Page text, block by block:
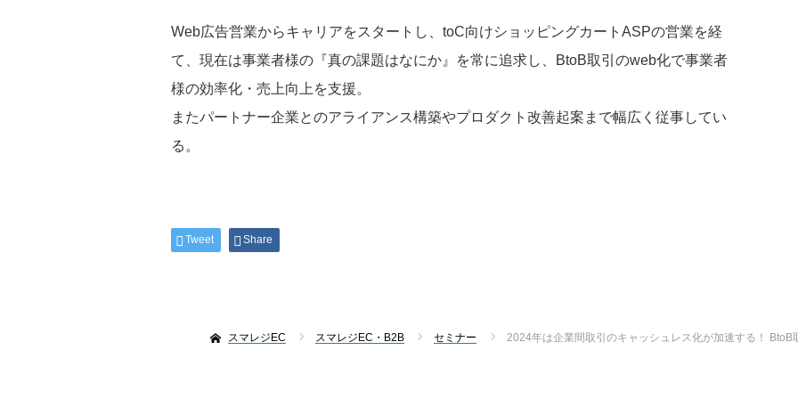
Web広告営業からキャリアをスタートし、toC向けショッピングカートASPの営業を経
て、現在は事業者様の『真の課題はなにか』を常に追求し、BtoB取引のweb化で事業者
様の効率化・売上向上を支援。
またパートナー企業とのアライアンス構築やプロダクト改善起案まで幅広く従事してい
る。
Tweet Share
スマレジEC スマレジEC・B2B セミナー 2024年は企業間取引のキャッシュレス化が加速する！ BtoB